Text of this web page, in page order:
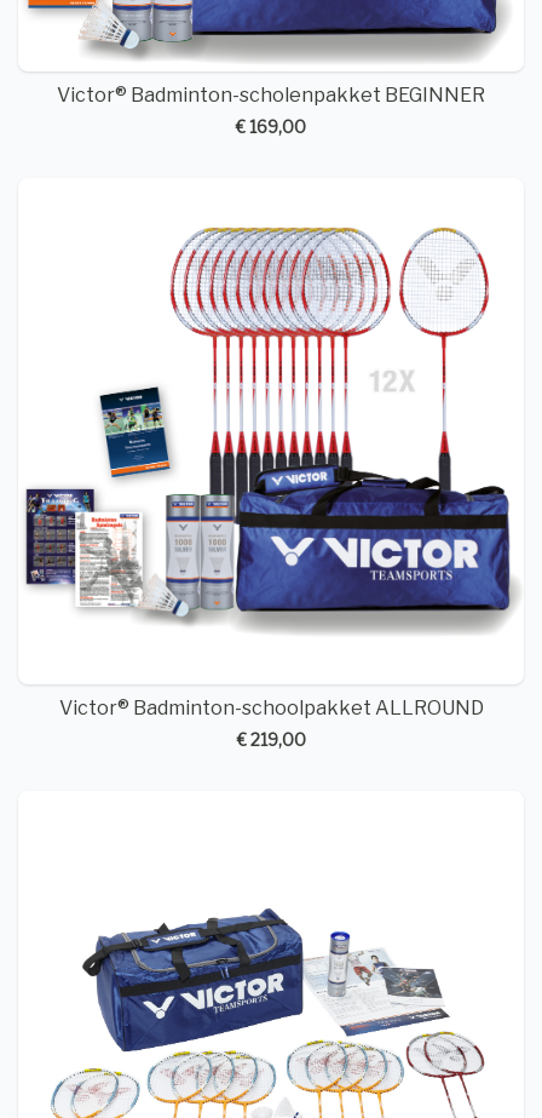
Victor® Badminton-scholenpakket BEGINNER
€ 169,00
Victor® Badminton-schoolpakket ALLROUND
€ 219,00